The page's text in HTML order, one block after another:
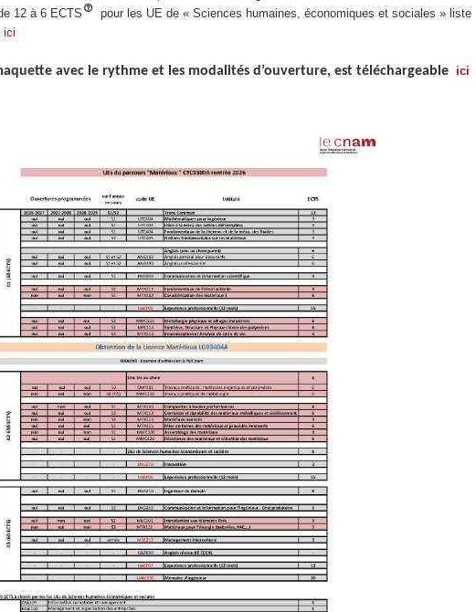
12 à 6 ECTS
pour les UE de « Sciences humaines, économiques et sociales » liste
ici
avec le rythme et les modalités d’ouverture, est téléchargeable ici